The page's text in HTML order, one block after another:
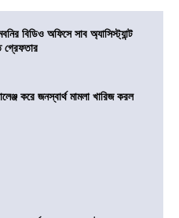
বিডিও অফিসে সাব অ্যাসিস্ট্যান্ট
গ্রেফতার
করে জনস্বার্থ মামলা খারিজ করল